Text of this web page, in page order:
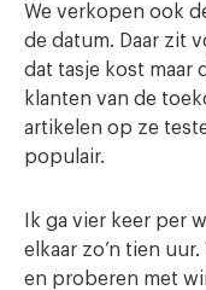
We verkopen ook
de datum. Daar zit
dat tasje kost maar
klanten van de
artikelen op ze
populair.
Ik ga vier keer per
elkaar zo’n tien
en proberen met